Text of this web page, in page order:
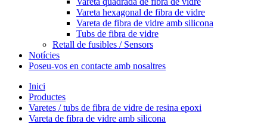
Vareta hexagonal de fibra de vidre
Vareta de fibra de vidre amb silicona
Tubs de fibra de vidre
Retall de fusibles / Sensors
Notícies
Poseu-vos en contacte amb nosaltres
Inici
Productes
Varetes / tubs de fibra de vidre de resina epoxi
Vareta de fibra de vidre amb silicona